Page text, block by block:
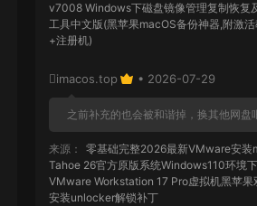
v7008 Windows下磁盘镜像管理复制恢复
工具中文版(黑苹果macOS备份神器,附激活
+注册机)
imacos.top • 2026-07-29
之前补充的也会被和谐掉，换其他网盘
来源：
零基础完整2026最新VMware安装
Tahoe 26官方原版系统Windows110环境下
VMware Workstation 17 Pro虚拟机黑苹果
安装unlocker解锁补丁